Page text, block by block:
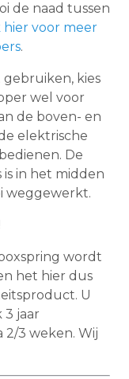
de naad tussen
hier voor meer
.
kies
wel voor
de boven- en
elektrische
De
is in het midden
weggewerkt.
wordt
het hier dus
U
3 jaar
2/3 weken. Wij